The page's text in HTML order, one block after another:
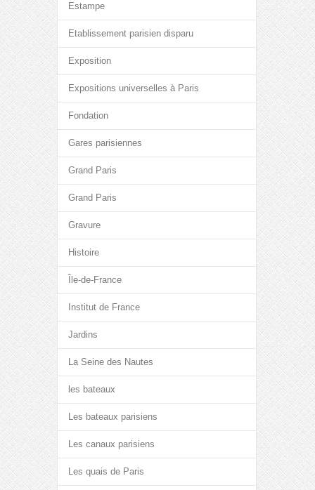
Estampe
Etablissement parisien disparu
Exposition
Expositions universelles à Paris
Fondation
Gares parisiennes
Grand Paris
Grand Paris
Gravure
Histoire
Île-de-France
Institut de France
Jardins
La Seine des Nautes
les bateaux
Les bateaux parisiens
Les canaux parisiens
Les quais de Paris